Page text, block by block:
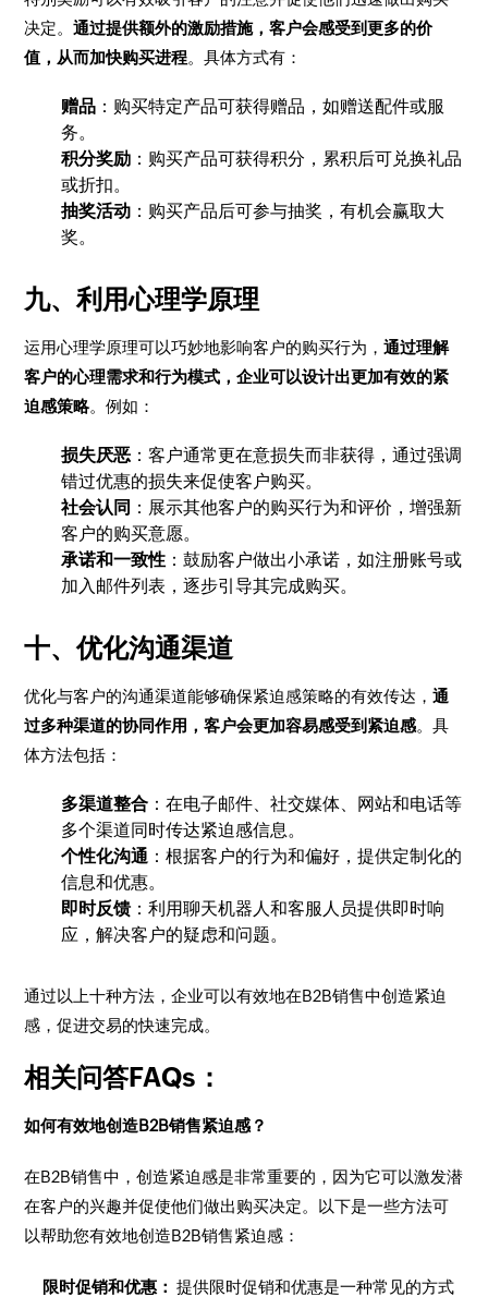
决定。通过提供额外的激励措施，客户会感受到更多的价
值，从而加快购买进程。具体方式有：
赠品 ：购买特定产品可获得赠品，如赠送配件或服
务。
积分奖励 ：购买产品可获得积分，累积后可兑换礼品
或折扣。
抽奖活动 ：购买产品后可参与抽奖，有机会赢取大
奖。
九、利用心理学原理
运用心理学原理可以巧妙地影响客户的购买行为，通过理解
客户的心理需求和行为模式，企业可以设计出更加有效的紧
迫感策略。例如：
损失厌恶 ：客户通常更在意损失而非获得，通过强调
错过优惠的损失来促使客户购买。
社会认同 ：展示其他客户的购买行为和评价，增强新
客户的购买意愿。
承诺和一致性 ：鼓励客户做出小承诺，如注册账号或
加入邮件列表，逐步引导其完成购买。
十、优化沟通渠道
优化与客户的沟通渠道能够确保紧迫感策略的有效传达，通
过多种渠道的协同作用，客户会更加容易感受到紧迫感。具
体方法包括：
多渠道整合 ：在电子邮件、社交媒体、网站和电话等
多个渠道同时传达紧迫感信息。
个性化沟通 ：根据客户的行为和偏好，提供定制化的
信息和优惠。
即时反馈 ：利用聊天机器人和客服人员提供即时响
应，解决客户的疑虑和问题。
通过以上十种方法，企业可以有效地在B2B销售中创造紧迫
感，促进交易的快速完成。
相关问答FAQs：
如何有效地创造B2B销售紧迫感？
在B2B销售中，创造紧迫感是非常重要的，因为它可以激发潜
在客户的兴趣并促使他们做出购买决定。以下是一些方法可
以帮助您有效地创造B2B销售紧迫感：
限时促销和优惠： 提供限时促销和优惠是一种常见的方式